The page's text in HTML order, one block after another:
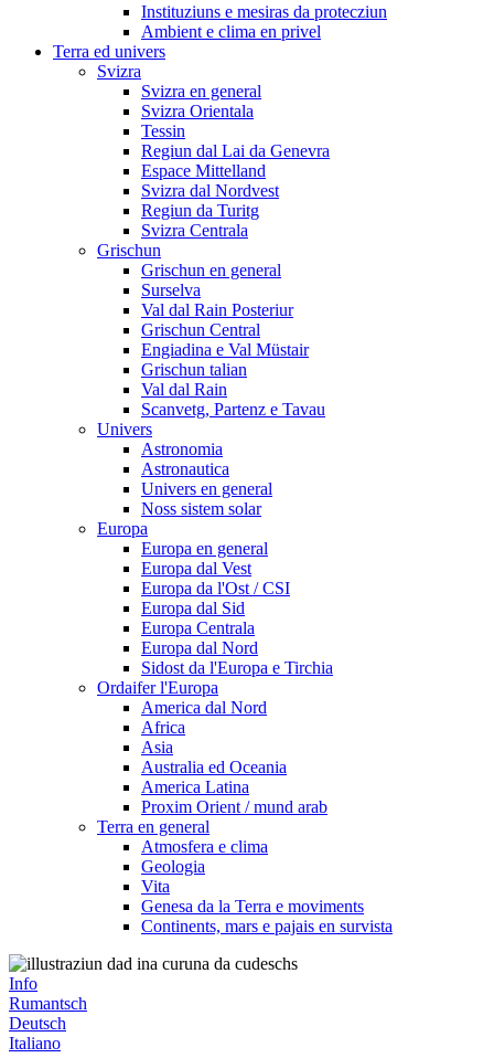
Instituziuns e mesiras da protecziun
Ambient e clima en privel
Terra ed univers
Svizra
Svizra en general
Svizra Orientala
Tessin
Regiun dal Lai da Genevra
Espace Mittelland
Svizra dal Nordvest
Regiun da Turitg
Svizra Centrala
Grischun
Grischun en general
Surselva
Val dal Rain Posteriur
Grischun Central
Engiadina e Val Müstair
Grischun talian
Val dal Rain
Scanvetg, Partenz e Tavau
Univers
Astronomia
Astronautica
Univers en general
Noss sistem solar
Europa
Europa en general
Europa dal Vest
Europa da l'Ost / CSI
Europa dal Sid
Europa Centrala
Europa dal Nord
Sidost da l'Europa e Tirchia
Ordaifer l'Europa
America dal Nord
Africa
Asia
Australia ed Oceania
America Latina
Proxim Orient / mund arab
Terra en general
Atmosfera e clima
Geologia
Vita
Genesa da la Terra e moviments
Continents, mars e pajais en survista
Info
Rumantsch
Deutsch
Italiano